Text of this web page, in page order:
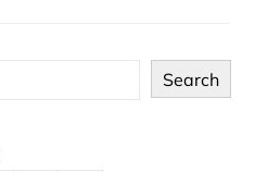
Search